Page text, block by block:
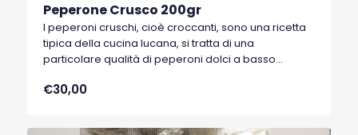
Peperone Crusco 200gr
I peperoni cruschi, cioè croccanti, sono una ricetta
tipica della cucina lucana, si tratta di una
particolare qualità di peperoni dolci a basso
Basilicata, che hanno ottenuto nel 1996 il marchio
€30,00